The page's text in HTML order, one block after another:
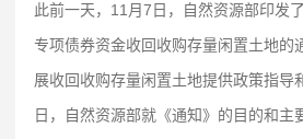
此前一天，11月7日，自然资源部印发
专项债券资金收回收购存量闲置土地的
展收回收购存量闲置土地提供政策指导
日，自然资源部就《通知》的目的和主